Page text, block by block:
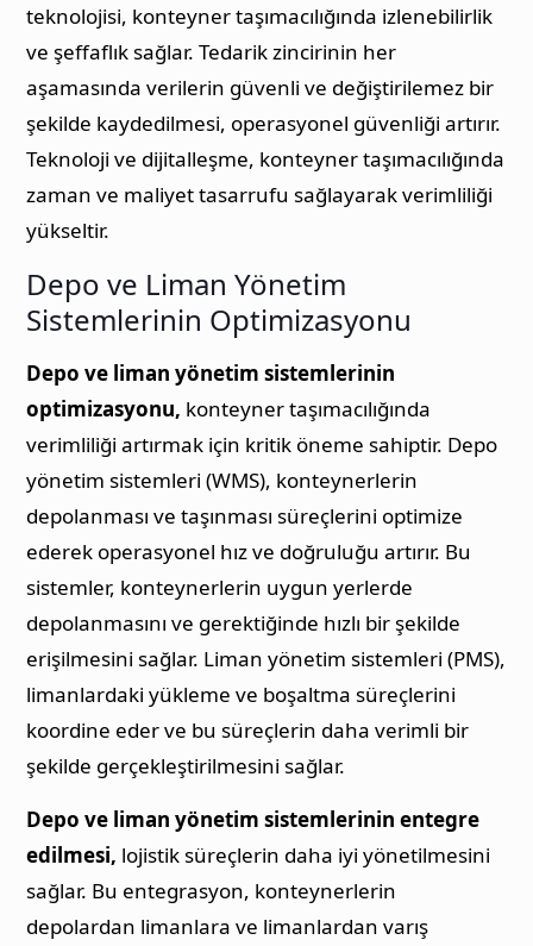
teknolojisi, konteyner taşımacılığında izlenebilirlik
ve şeffaflık sağlar. Tedarik zincirinin her
aşamasında verilerin güvenli ve değiştirilemez bir
şekilde kaydedilmesi, operasyonel güvenliği artırır.
Teknoloji ve dijitalleşme, konteyner taşımacılığında
zaman ve maliyet tasarrufu sağlayarak verimliliği
yükseltir.
Depo ve Liman Yönetim
Sistemlerinin Optimizasyonu
Depo ve liman yönetim sistemlerinin
optimizasyonu, konteyner taşımacılığında
verimliliği artırmak için kritik öneme sahiptir. Depo
yönetim sistemleri (WMS), konteynerlerin
depolanması ve taşınması süreçlerini optimize
ederek operasyonel hız ve doğruluğu artırır. Bu
sistemler, konteynerlerin uygun yerlerde
depolanmasını ve gerektiğinde hızlı bir şekilde
erişilmesini sağlar. Liman yönetim sistemleri (PMS),
limanlardaki yükleme ve boşaltma süreçlerini
koordine eder ve bu süreçlerin daha verimli bir
şekilde gerçekleştirilmesini sağlar.
Depo ve liman yönetim sistemlerinin entegre
edilmesi, lojistik süreçlerin daha iyi yönetilmesini
sağlar. Bu entegrasyon, konteynerlerin
depolardan limanlara ve limanlardan varış